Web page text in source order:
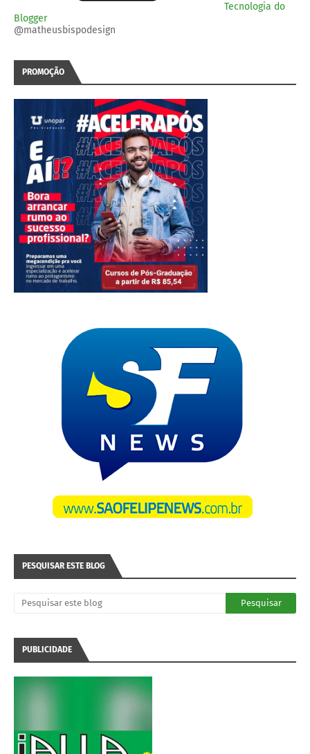
Tecnologia do
Blogger
@matheusbispodesign
PROMOÇÃO
PESQUISAR ESTE BLOG
PUBLICIDADE